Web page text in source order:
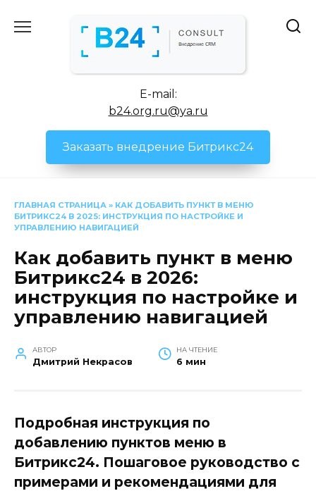
E-mail:
b24.org.ru@ya.ru
Заказать внедрение Битрикс24
ГЛАВНАЯ СТРАНИЦА » КАК ДОБАВИТЬ ПУНКТ В МЕНЮ
БИТРИКС24 В 2025: ИНСТРУКЦИЯ ПО НАСТРОЙКЕ И
УПРАВЛЕНИЮ НАВИГАЦИЕЙ
Как добавить пункт в меню
Битрикс24 в 2026:
инструкция по настройке и
управлению навигацией
АВТОР
Дмитрий Некрасов
НА ЧТЕНИЕ
6 мин
Подробная инструкция по
добавлению пунктов меню в
Битрикс24. Пошаговое руководство с
примерами и рекомендациями для